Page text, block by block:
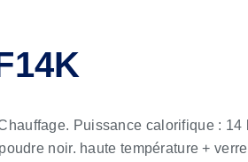
Puissance calorifique : 14
noir. haute température +